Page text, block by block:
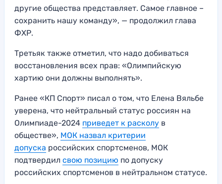
другие общества представляет. Самое главное –
сохранить нашу команду», — продолжил глава
ФХР.
Третьяк также отметил, что надо добиваться
восстановления всех прав: «Олимпийскую
хартию они должны выполнять».
Ранее «КП Спорт» писал о том, что Елена Вяльбе
уверена, что нейтральный статус россиян на
Олимпиаде-2024 приведет к расколу в
обществе», МОК назвал критерии
допуска российских спортсменов, МОК
подтвердил свою позицию по допуску
российских спортсменов в нейтральном статусе.